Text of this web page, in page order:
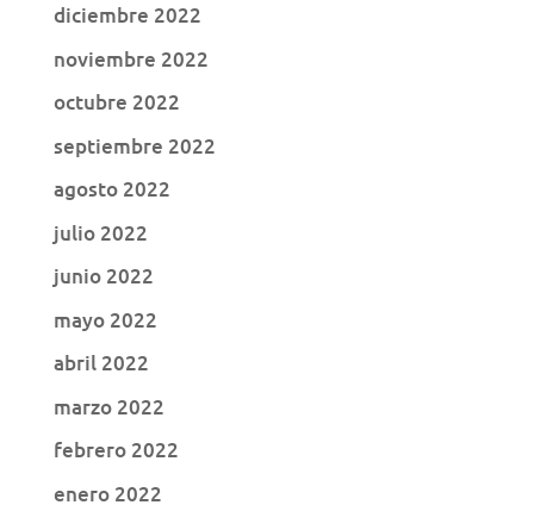
diciembre 2022
noviembre 2022
octubre 2022
septiembre 2022
agosto 2022
julio 2022
junio 2022
mayo 2022
abril 2022
marzo 2022
febrero 2022
enero 2022